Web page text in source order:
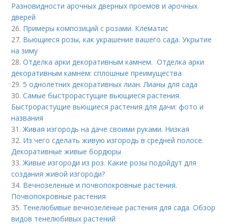
Разновидности арочных дверных проемов и арочных
дверей
26. Примеры композиций с розами. Клематис
27. Вьющиеся розы, как украшение вашего сада. Укрытие
на зиму
28.Отделка арки декоративным камнем. Отделка арки
декоративным камнем: сплошные преимущества
29. 5 однолетних декоративных лиан. Лианы для сада
30.Самые быстрорастущие вьющиеся растения.
Быстрорастущие вьющиеся растения для дачи: фото и
названия
31.Живая изгородь на даче своими руками. Низкая
32. Из чего сделать живую изгородь в средней полосе.
Декоративные живые бордюры
33.Живые изгороди из роз. Какие розы подойдут для
создания живой изгороди?
34. Вечнозеленые и почвопокровные растения.
Почвопокровные растения
35. Тенелюбивые вечнозеленые растения для сада. Обзор
видов тенелюбивых растений